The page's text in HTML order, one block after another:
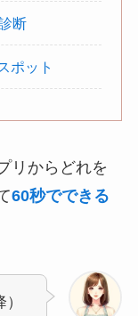
断
ポット
リからどれを
60秒でできる